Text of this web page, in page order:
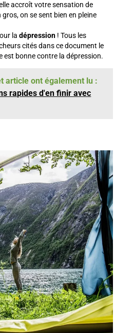
accroît votre sensation de
gros, on se sent bien en pleine
la dépression ! Tous les
cités dans ce document le
est bonne contre la dépression.
article ont également lu :
rapides d'en finir avec